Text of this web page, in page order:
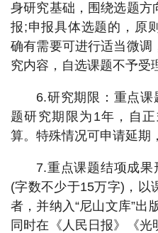
身研究基础，围绕选题方
报;申报具体选题的，原
确有需要可进行适当微调
究内容，自选课题不予受
6.研究期限：重点
题研究期限为1年，自
算。特殊情况可申请延期
7.重点课题结项成
(字数不少于15万字)，以
者，并纳入“尼山文库”出
同时在《人民日报》《